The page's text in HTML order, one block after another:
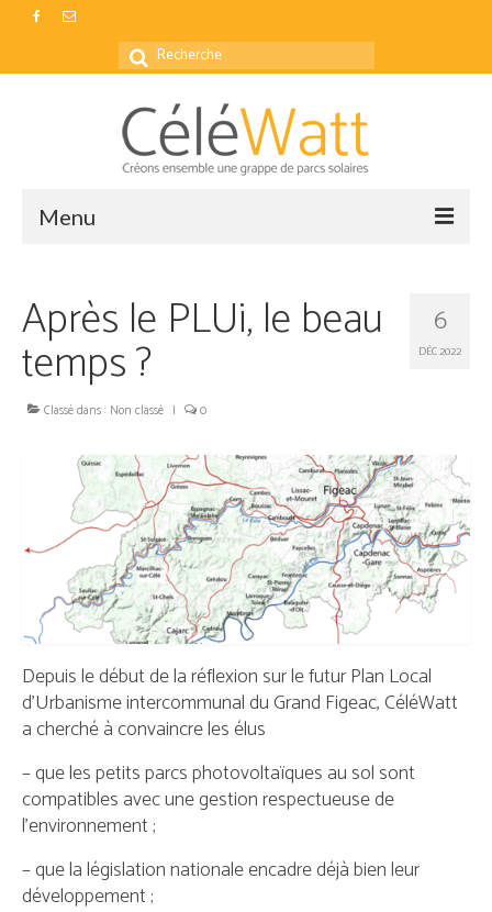
Rechercher
:
Menu
Actualités
Nos parcs
Production
Foire aux questions
Souscrire
Qui sommes-nous ?
Partenaires
6
DÉC 2022
Après le PLUi, le beau
temps ?
Classé dans : Non classé | 0
Depuis le début de la réflexion sur le futur Plan Local
d’Urbanisme intercommunal du Grand Figeac, CéléWatt
a cherché à convaincre les élus
– que les petits parcs photovoltaïques au sol sont
compatibles avec une gestion respectueuse de
l’environnement ;
– que la législation nationale encadre déjà bien leur
développement ;